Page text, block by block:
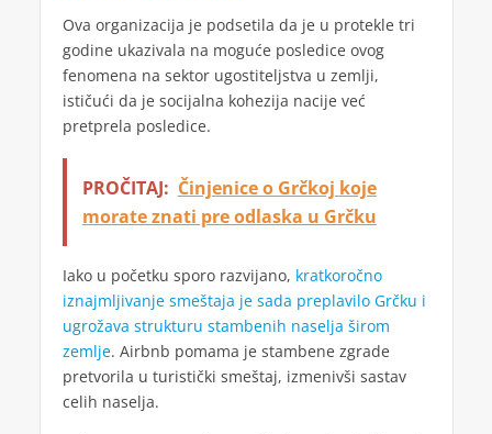
Ova organizacija je podsetila da je u protekle tri
godine ukazivala na moguće posledice ovog
fenomena na sektor ugostiteljstva u zemlji,
ističući da je socijalna kohezija nacije već
pretprela posledice.
PROČITAJ: Činjenice o Grčkoj koje
morate znati pre odlaska u Grčku
Iako u početku sporo razvijano, kratkoročno
iznajmljivanje smeštaja je sada preplavilo Grčku i
ugrožava strukturu stambenih naselja širom
zemlje. Airbnb pomama je stambene zgrade
pretvorila u turistički smeštaj, izmenivši sastav
celih naselja.